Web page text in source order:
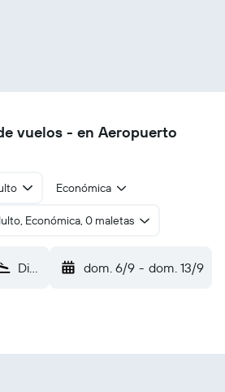
vuelos - en Aeropuerto
Económica
Económica, 0 maletas
Dickinson (DIK) dom. 6/9 - dom. 13/9